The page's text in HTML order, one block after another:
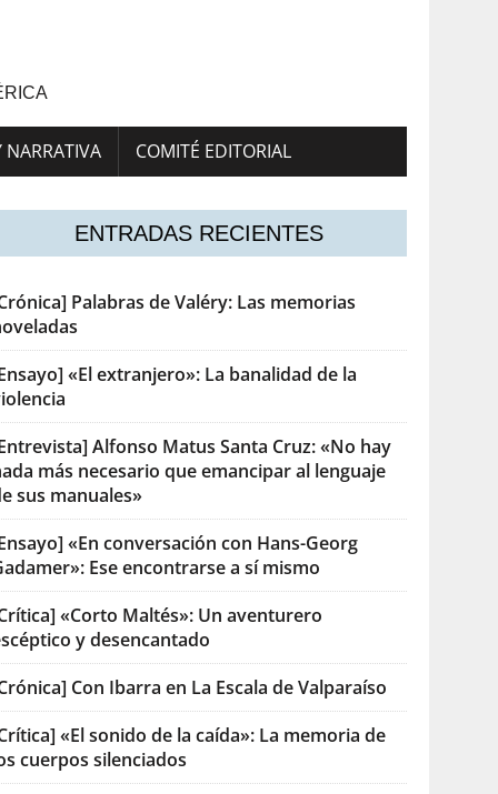
NARRATIVA COMITÉ EDITORIAL
ENTRADAS RECIENTES
Palabras de Valéry: Las memorias
«El extranjero»: La banalidad de la
Alfonso Matus Santa Cruz: «No hay
más necesario que emancipar al lenguaje
sus manuales»
«En conversación con Hans-Georg
Ese encontrarse a sí mismo
«Corto Maltés»: Un aventurero
y desencantado
Con Ibarra en La Escala de Valparaíso
«El sonido de la caída»: La memoria de
cuerpos silenciados